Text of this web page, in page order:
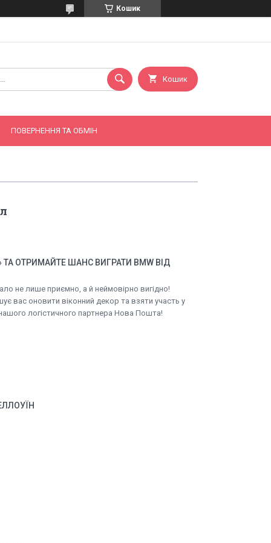
Кошик
Кошик
ПОВЕРНЕННЯ ТА ОБМІН
ОТРИМАЙТЕ ШАНС ВИГРАТИ BMW ВІД
не лише приємно, а й неймовірно вигідно!
вас оновити віконний декор та взяти участь у
логістичного партнера Нова Пошта!